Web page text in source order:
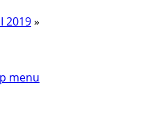
2019»
menu